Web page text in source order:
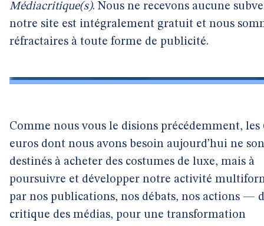
Médiacritique(s). Nous ne recevons aucune
notre site est intégralement gratuit et nous
réfractaires à toute forme de publicité.
Comme nous vous le disions précédemment, les
euros dont nous avons besoin aujourd’hui ne
destinés à acheter des costumes de luxe, mais à
poursuivre et développer notre activité
par nos publications, nos débats, nos actions —
critique des médias, pour une transformation